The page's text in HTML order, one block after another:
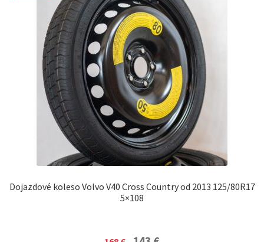
Dojazdové koleso Volvo V40 Cross Country od 2013 125/80R17
5×108
OriginalCurrent